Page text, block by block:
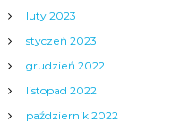
luty 2023
styczeń 2023
grudzień 2022
listopad 2022
październik 2022